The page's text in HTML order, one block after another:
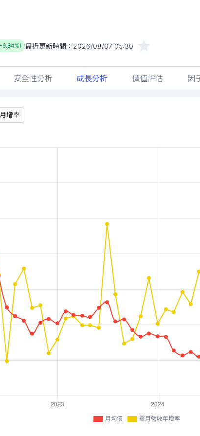
最近更新時間： 2026/08/07 05:30
安全性分析 成長分析 價值評估 因
增率
月均價 單月營收年增率